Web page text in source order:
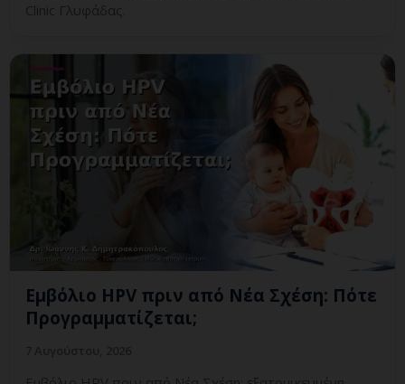
Clinic Γλυφάδας.
Εμβόλιο HPV πριν από Νέα Σχέση: Πότε
Προγραμματίζεται;